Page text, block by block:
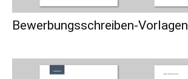
Bewerbungsschreiben-Vorlagen